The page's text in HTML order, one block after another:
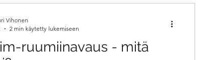
ruumiinavaus - mitä
Vihonen
2 min käytetty lukemiseen